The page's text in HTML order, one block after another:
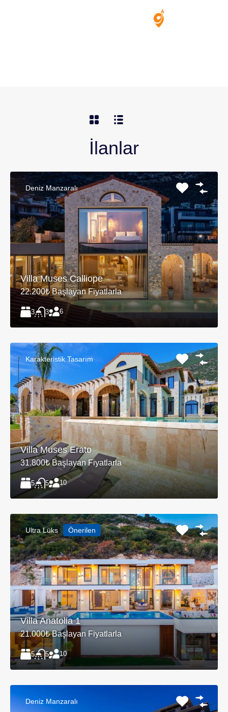
İlanlar
Deniz Manzaralı
Villa Muses Calliope
22.200₺ Başlayan Fiyatlarla
3 3 6
Karakteristik Tasarım
Villa Muses Erato
31.800₺ Başlayan Fiyatlarla
5 5 10
Ultra Lüks Önerilen
Villa Anatolia 1
21.000₺ Başlayan Fiyatlarla
5 5 10
Deniz Manzaralı